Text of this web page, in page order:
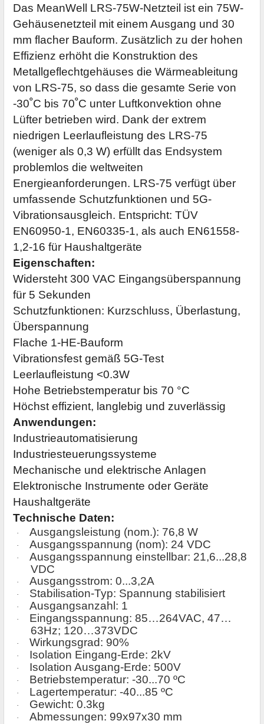
Das MeanWell LRS-75W-Netzteil ist ein 75W-
Gehäusenetzteil mit einem Ausgang und 30
mm flacher Bauform. Zusätzlich zu der hohen
Effizienz erhöht die Konstruktion des
Metallgeflechtgehäuses die Wärmeableitung
von LRS-75, so dass die gesamte Serie von
-30ﹾC bis 70ﹾC unter Luftkonvektion ohne
Lüfter betrieben wird. Dank der extrem
niedrigen Leerlaufleistung des LRS-75
(weniger als 0,3 W) erfüllt das Endsystem
problemlos die weltweiten
Energieanforderungen. LRS-75 verfügt über
umfassende Schutzfunktionen und 5G-
Vibrationsausgleich. Entspricht: TÜV
EN60950-1, EN60335-1, als auch EN61558-
1,2-16 für Haushaltgeräte
Eigenschaften:
Widersteht 300 VAC Eingangsüberspannung
für 5 Sekunden
Schutzfunktionen: Kurzschluss, Überlastung,
Überspannung
Flache 1-HE-Bauform
Vibrationsfest gemäß 5G-Test
Leerlaufleistung <0.3W
Hohe Betriebstemperatur bis 70 °C
Höchst effizient, langlebig und zuverlässig
Anwendungen:
Industrieautomatisierung
Industriesteuerungssysteme
Mechanische und elektrische Anlagen
Elektronische Instrumente oder Geräte
Haushaltgeräte
Technische Daten:
· Ausgangsleistung (nom.): 76,8 W
· Ausgangsspannung (nom): 24 VDC
· Ausgangsspannung einstellbar: 21,6...28,8
VDC
· Ausgangsstrom: 0...3,2А
· Stabilisation-Typ: Spannung stabilisiert
· Ausgangsanzahl: 1
·
Eingangsspannung: 85…264VAC, 47…
63Hz; 120…373VDC
· Wirkungsgrad: 90%
· Isolation Eingang-Erde: 2kV
· Isolation Ausgang-Erde: 500V
· Betriebstemperatur: -30...70 ºС
· Lagertemperatur: -40...85 ºС
· Gewicht: 0.3kg
· Abmessungen: 99х97х30 mm